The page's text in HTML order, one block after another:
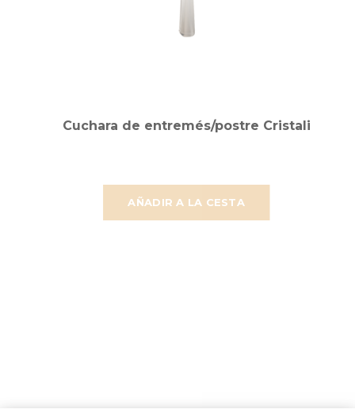
AÑADIR A LA CESTA
Cuchara de entremés/postre Cristali